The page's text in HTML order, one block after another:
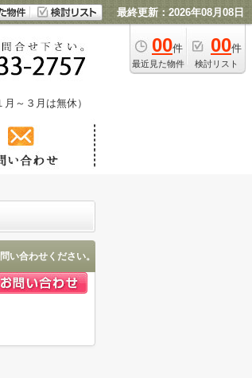
最終更新：2026年08月08日
00件
最近見た物件
00件
検討リスト
～３月は無休）
い合わせください。